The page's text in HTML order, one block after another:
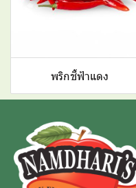
พริกชี้ฟ้าแดง